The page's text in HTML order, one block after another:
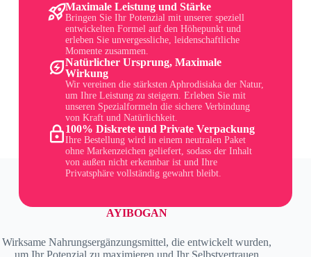
Maximale Leistung und Stärke
Bringen Sie Ihr Potenzial mit unserer speziell
entwickelten Formel auf den Höhepunkt und
erleben Sie unvergessliche, leidenschaftliche
Momente zusammen.
Natürlicher Ursprung, Maximale
Wirkung
Wir vereinen die stärksten Aphrodisiaka der Natur,
um Ihre Leistung zu steigern. Erleben Sie mit
unseren Spezialformeln die sichere Verbindung
von Kraft und Natürlichkeit.
100% Diskrete und Private Verpackung
Ihre Bestellung wird in einem neutralen Paket
ohne Markenzeichen geliefert, sodass der Inhalt
von außen nicht erkennbar ist und Ihre
Privatsphäre vollständig gewahrt bleibt.
AYIBOGAN
Wirksame Nahrungsergänzungsmittel, die entwickelt wurden,
um Ihr Potenzial zu maximieren und Ihr Selbstvertrauen